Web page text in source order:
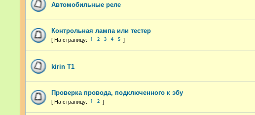
Автомобильные реле
Контрольная лампа или тестер
1 2 3 4 5
kirin T1
Проверка провода, подключенного к эбу
1 2